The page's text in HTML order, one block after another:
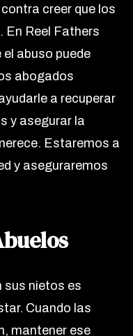
creer que los
En Reel Fathers
abuso puede
abogados
a recuperar
y asegurar la
Estaremos a
y aseguraremos
sus nietos es
Cuando las
mantener ese